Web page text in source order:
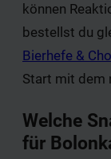
können
bestellst du
Bierhefe &
Start mit dem
Welche
für